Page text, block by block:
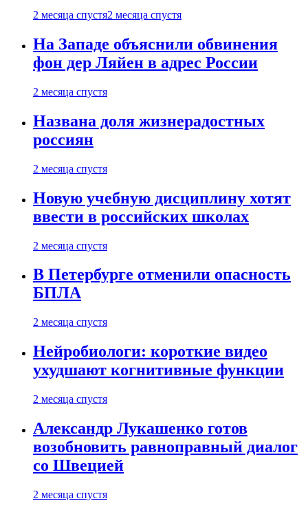
2 месяца спустя2 месяца спустя
На Западе объяснили обвинения
фон дер Ляйен в адрес России
2 месяца спустя
Названа доля жизнерадостных
россиян
2 месяца спустя
Новую учебную дисциплину хотят
ввести в российских школах
2 месяца спустя
В Петербурге отменили опасность
БПЛА
2 месяца спустя
Нейробиологи: короткие видео
ухудшают когнитивные функции
2 месяца спустя
Александр Лукашенко готов
возобновить равноправный диалог
со Швецией
2 месяца спустя